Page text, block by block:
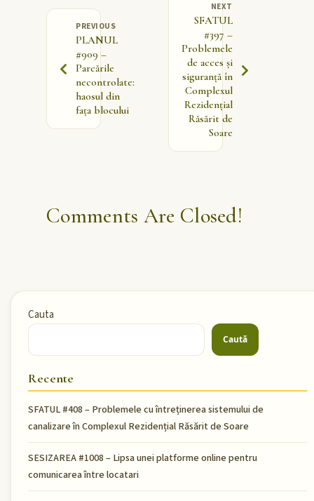
PREVIOUS
PLANUL
#909 –
Parcările
necontrolate:
haosul din
fața blocului
NEXT
SFATUL
#397 –
Problemele
de acces și
siguranță în
Complexul
Rezidențial
Răsărit de
Soare
Comments Are Closed!
Cauta
Caută
Recente
SFATUL #408 – Problemele cu întreținerea sistemului de
canalizare în Complexul Rezidențial Răsărit de Soare
SESIZAREA #1008 – Lipsa unei platforme online pentru
comunicarea între locatari